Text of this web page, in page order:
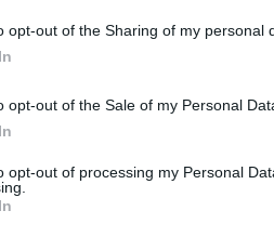
opt-out of the Sharing of my personal
opt-out of the Sale of my Personal
opt-out of processing my Personal
a estender-se,
obstrutiva e a remoção
intervenções às válvulas
UNIC foi constituída pelos
Manuel Santos.